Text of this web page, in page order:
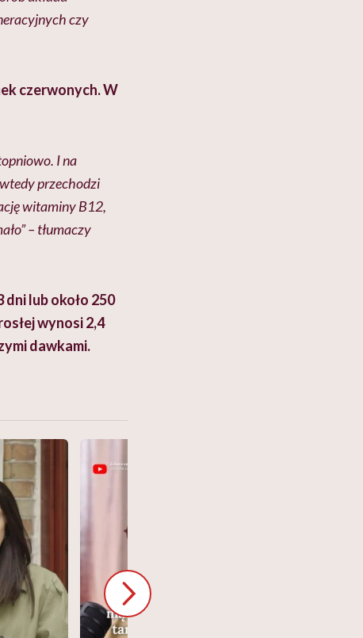
czy
czerwonych. W
I na
przechodzi
witaminy B12,
– tłumaczy
dni lub około 250
wynosi 2,4
dawkami.